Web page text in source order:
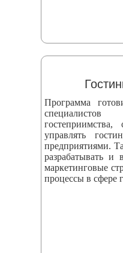
Программа
управлять
предприятиями.
разрабатывать и
маркетинговые
процессы в сфере